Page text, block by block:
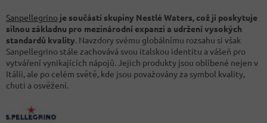
Sanpellegrino je součástí skupiny Nestlé Waters, což jí poskytuje
silnou základnu pro mezinárodní expanzi a udržení vysokých
standardů kvality. Navzdory svému globálnímu rozsahu si však
Sanpellegrino stále zachovává svou italskou identitu a vášeň pro
vytváření vynikajících nápojů. Jejich produkty jsou oblíbené nejen v
Itálii, ale po celém světě, kde jsou považovány za symbol kvality,
chuti a osvěžení.